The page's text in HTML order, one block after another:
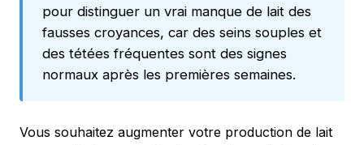
pour distinguer un vrai manque de lait des
fausses croyances, car des seins souples et
des tétées fréquentes sont des signes
normaux après les premières semaines.
Vous souhaitez augmenter votre production de lait